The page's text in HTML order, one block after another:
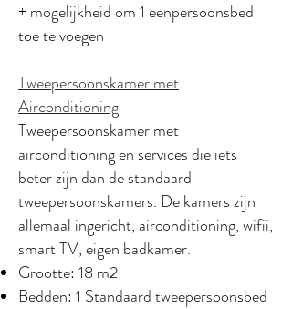
+ mogelijkheid om 1 eenpersoonsbed
toe te voegen
Tweepersoonskamer met
Airconditioning
Tweepersoonskamer met
airconditioning en services die iets
beter zijn dan de standaard
tweepersoonskamers. De kamers zijn
allemaal ingericht, airconditioning, wifii,
smart TV, eigen badkamer.
Grootte: 18 m2
Bedden: 1 Standaard tweepersoonsbed